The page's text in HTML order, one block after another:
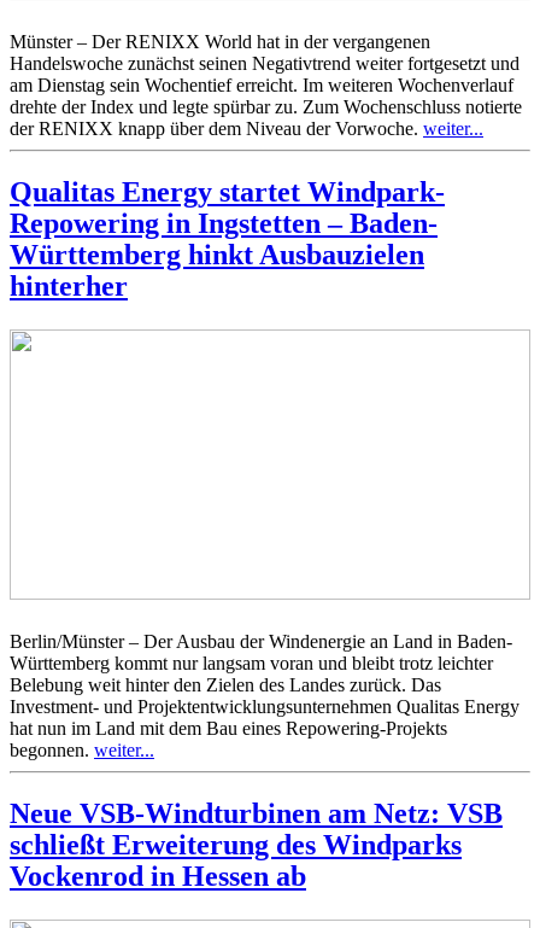
Münster – Der RENIXX World hat in der vergangenen
Handelswoche zunächst seinen Negativtrend weiter fortgesetzt und
am Dienstag sein Wochentief erreicht. Im weiteren Wochenverlauf
drehte der Index und legte spürbar zu. Zum Wochenschluss notierte
der RENIXX knapp über dem Niveau der Vorwoche. weiter...
Qualitas Energy startet Windpark-
Repowering in Ingstetten – Baden-
Württemberg hinkt Ausbauzielen
hinterher
Berlin/Münster – Der Ausbau der Windenergie an Land in Baden-
Württemberg kommt nur langsam voran und bleibt trotz leichter
Belebung weit hinter den Zielen des Landes zurück. Das
Investment- und Projektentwicklungsunternehmen Qualitas Energy
hat nun im Land mit dem Bau eines Repowering-Projekts
begonnen. weiter...
Neue VSB-Windturbinen am Netz: VSB
schließt Erweiterung des Windparks
Vockenrod in Hessen ab